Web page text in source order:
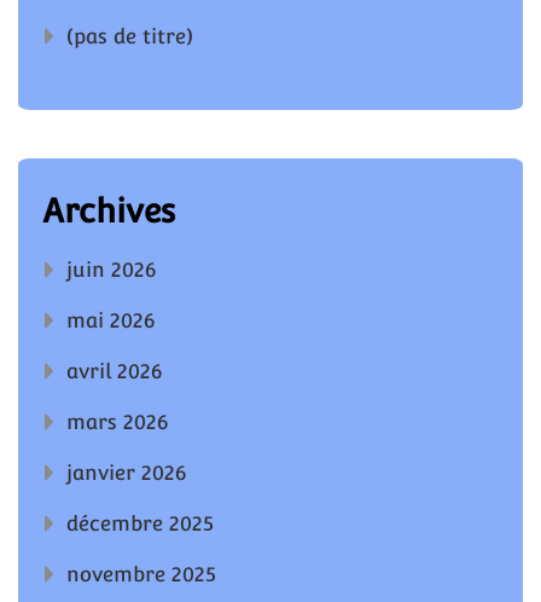
(pas de titre)
Archives
juin 2026
mai 2026
avril 2026
mars 2026
janvier 2026
décembre 2025
novembre 2025